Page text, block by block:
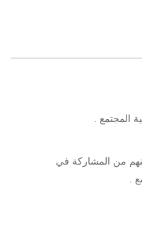
المجتمع .
من المشاركة في
.